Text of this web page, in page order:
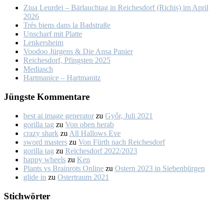
Ziua Leur­dei – Bär­lauch­tag in Rei­ches­dorf (Ri­chiș) im April
2026
Trés biens dans la Bad­stra­ße
Un­scharf mit Plat­te
Len­kers­heim
Voo­doo Jür­gens & Die An­sa Pa­nier
Rei­ches­dorf, Pfings­ten 2025
Me­dia­sch
Hart­ma­nice – Hart­ma­nitz
Jüngs­te Kom­men­ta­re
best ai image generator zu Győr, Ju­li 2021
gorilla tag zu Von oben her­ab
crazy shark zu All Hal­lows Eve
sword masters zu Von Fürth nach Rei­ches­dorf
gorilla tag zu Rei­ches­dorf 2022/2023
happy wheels zu Ken
Plants vs Brainrots Online zu Os­tern 2023 in Sie­ben­bür­gen
glide in zu Os­ter­traum 2021
Stich­wör­ter